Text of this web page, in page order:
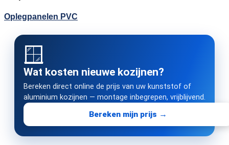
Oplegpanelen PVC
🪟
Wat kosten nieuwe kozijnen?
Bereken direct online de prijs van uw kunststof of
aluminium kozijnen — montage inbegrepen, vrijblijvend.
Bereken mijn prijs →